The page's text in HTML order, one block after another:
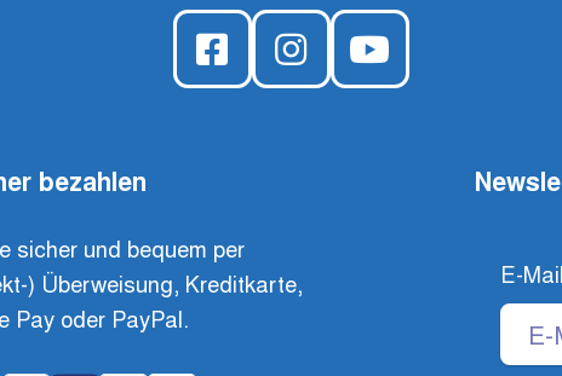
bezahlen
sicher und bequem per
) Überweisung, Kreditkarte,
Pay oder PayPal.
E-Mail